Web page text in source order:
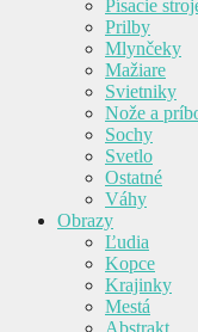
Písacie
Prilby
Mlynčeky
Mažiare
Svietniky
Nože a
Sochy
Svetlo
Ostatné
Váhy
Obrazy
Ľudia
Kopce
Krajinky
Mestá
Abstrakt